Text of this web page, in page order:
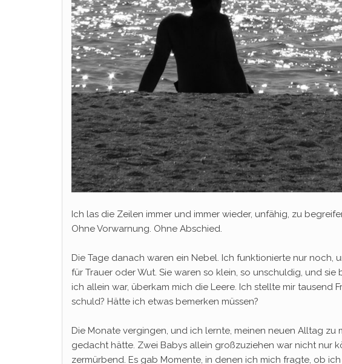
Ich las die Zeilen immer und immer wieder, unfähig, zu
Ohne Vorwarnung. Ohne Abschied.
Die Tage danach waren ein Nebel. Ich funktionierte nur noch,
für Trauer oder Wut. Sie waren so klein, so unschuldig, und
ich allein war, überkam mich die Leere. Ich stellte mir tausend
schuld? Hätte ich etwas bemerken müssen?
Die Monate vergingen, und ich lernte, meinen neuen Alltag zu
gedacht hätte. Zwei Babys allein großzuziehen war nicht nur
zermürbend. Es gab Momente, in denen ich mich fragte, ob